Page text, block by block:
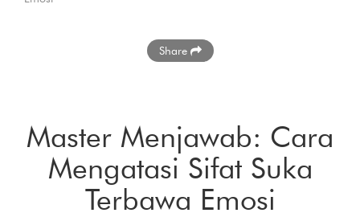
Share
Master Menjawab: Cara
Mengatasi Sifat Suka
Terbawa Emosi